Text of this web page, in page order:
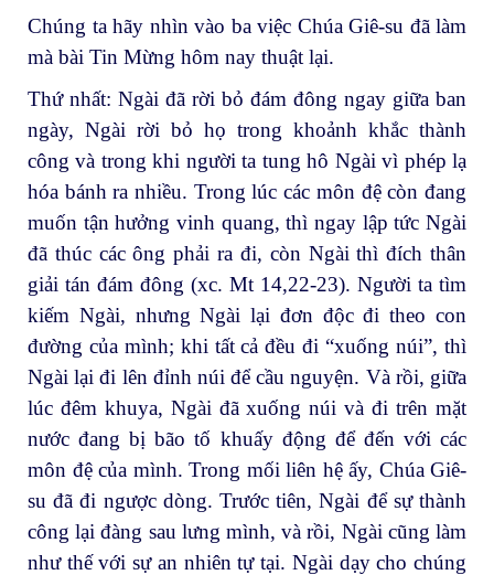
Chúng ta hãy nhìn vào ba việc Chúa Giê-su đã làm
mà bài Tin Mừng hôm nay thuật lại.
Thứ nhất: Ngài đã rời bỏ đám đông ngay giữa ban
ngày, Ngài rời bỏ họ trong khoảnh khắc thành
công và trong khi người ta tung hô Ngài vì phép lạ
hóa bánh ra nhiều. Trong lúc các môn đệ còn đang
muốn tận hưởng vinh quang, thì ngay lập tức Ngài
đã thúc các ông phải ra đi, còn Ngài thì đích thân
giải tán đám đông (xc. Mt 14,22-23). Người ta tìm
kiếm Ngài, nhưng Ngài lại đơn độc đi theo con
đường của mình; khi tất cả đều đi “xuống núi”, thì
Ngài lại đi lên đỉnh núi để cầu nguyện. Và rồi, giữa
lúc đêm khuya, Ngài đã xuống núi và đi trên mặt
nước đang bị bão tố khuấy động để đến với các
môn đệ của mình. Trong mối liên hệ ấy, Chúa Giê-
su đã đi ngược dòng. Trước tiên, Ngài để sự thành
công lại đàng sau lưng mình, và rồi, Ngài cũng làm
như thế với sự an nhiên tự tại. Ngài dạy cho chúng